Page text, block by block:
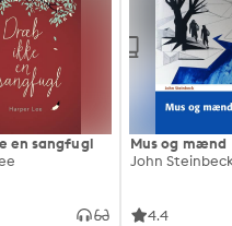
en sangfugl
Mus og mænd
John Steinbeck
4.4